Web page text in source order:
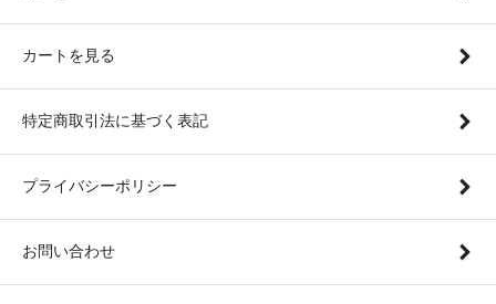
カートを見る
特定商取引法に基づく表記
プライバシーポリシー
お問い合わせ